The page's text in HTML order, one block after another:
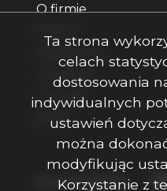
O firmie
Zgłoszenia
Ulubione
Kontakt
Rodo
Social Media
Ta strona
celach
dostosowania
indywidualnych
ustawień
można
modyfikując
Korzystanie z